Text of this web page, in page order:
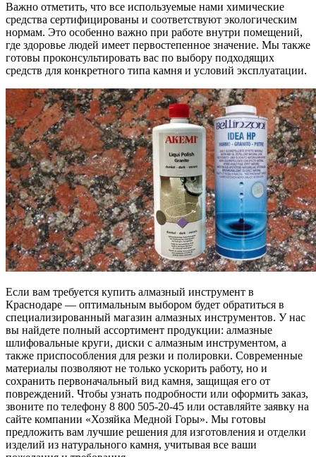
Важно отметить, что все используемые нами химические
средства сертифицированы и соответствуют экологическим
нормам. Это особенно важно при работе внутри помещений,
где здоровье людей имеет первостепенное значение. Мы также
готовы проконсультировать вас по выбору подходящих
средств для конкретного типа камня и условий эксплуатации.
Если вам требуется купить алмазный инструмент в
Краснодаре — оптимальным выбором будет обратиться в
специализированный магазин алмазных инструментов. У нас
вы найдете полный ассортимент продукции: алмазные
шлифовальные круги, диски с алмазным инструментом, а
также приспособления для резки и полировки. Современные
материалы позволяют не только ускорить работу, но и
сохранить первоначальный вид камня, защищая его от
повреждений. Чтобы узнать подробности или оформить заказ,
звоните по телефону 8 800 505-20-45 или оставляйте заявку на
сайте компании «Хозяйка Медной Горы». Мы готовы
предложить вам лучшие решения для изготовления и отделки
изделий из натурального камня, учитывая все ваши